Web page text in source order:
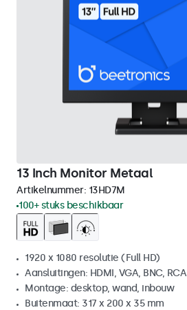
13 Inch Monitor Metaal
Artikelnummer: 13HD7M
100+ stuks beschikbaar
1920 x 1080 resolutie (Full HD)
Aansluitingen: HDMI, VGA, BNC, RCA
Montage: desktop, wand, inbouw
Buitenmaat: 317 x 200 x 35 mm